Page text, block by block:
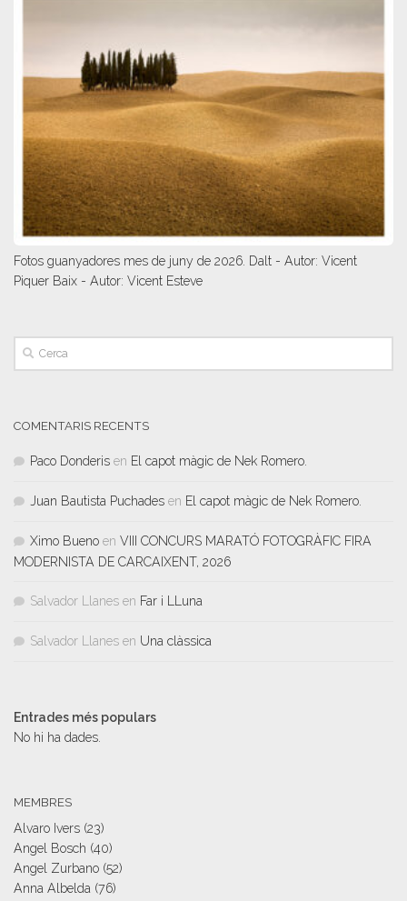
Fotos guanyadores mes de juny de 2026. Dalt - Autor: Vicent
Piquer Baix - Autor: Vicent Esteve
COMENTARIS RECENTS
Paco Donderis en El capot màgic de Nek Romero.
Juan Bautista Puchades en El capot màgic de Nek Romero.
Ximo Bueno en VIII CONCURS MARATÓ FOTOGRÀFIC FIRA
MODERNISTA DE CARCAIXENT, 2026
Salvador Llanes en Far i LLuna
Salvador Llanes en Una clàssica
Entrades més populars
No hi ha dades.
MEMBRES
Alvaro Ivers (23)
Angel Bosch (40)
Angel Zurbano (52)
Anna Albelda (76)